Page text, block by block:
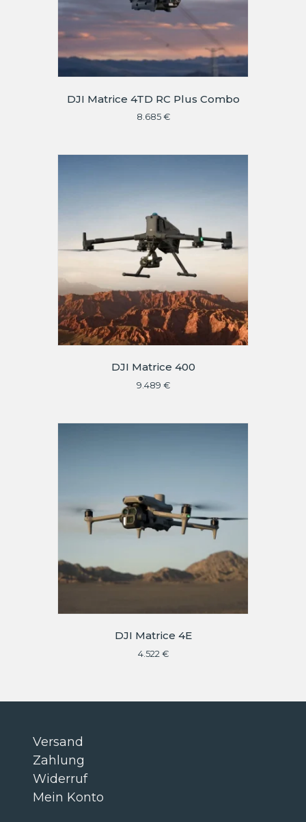
DJI Matrice 4TD RC Plus Combo
8.685 €
DJI Matrice 400
9.489 €
DJI Matrice 4E
4.522 €
Versand
Zahlung
Widerruf
Mein Konto